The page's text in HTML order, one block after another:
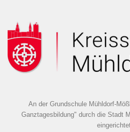
An der Grundschule Mühldorf-
Ganztagesbildung" durch die Stadt